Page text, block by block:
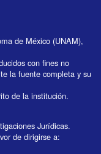
de México (UNAM),
con fines no
la fuente completa y su
de la institución.
Jurídicas.
de dirigirse a: